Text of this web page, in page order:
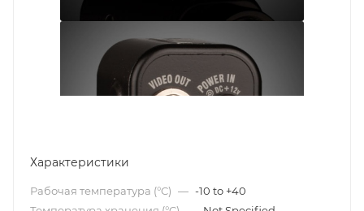
Характеристики
Рабочая температура (°C) — -10 to +40